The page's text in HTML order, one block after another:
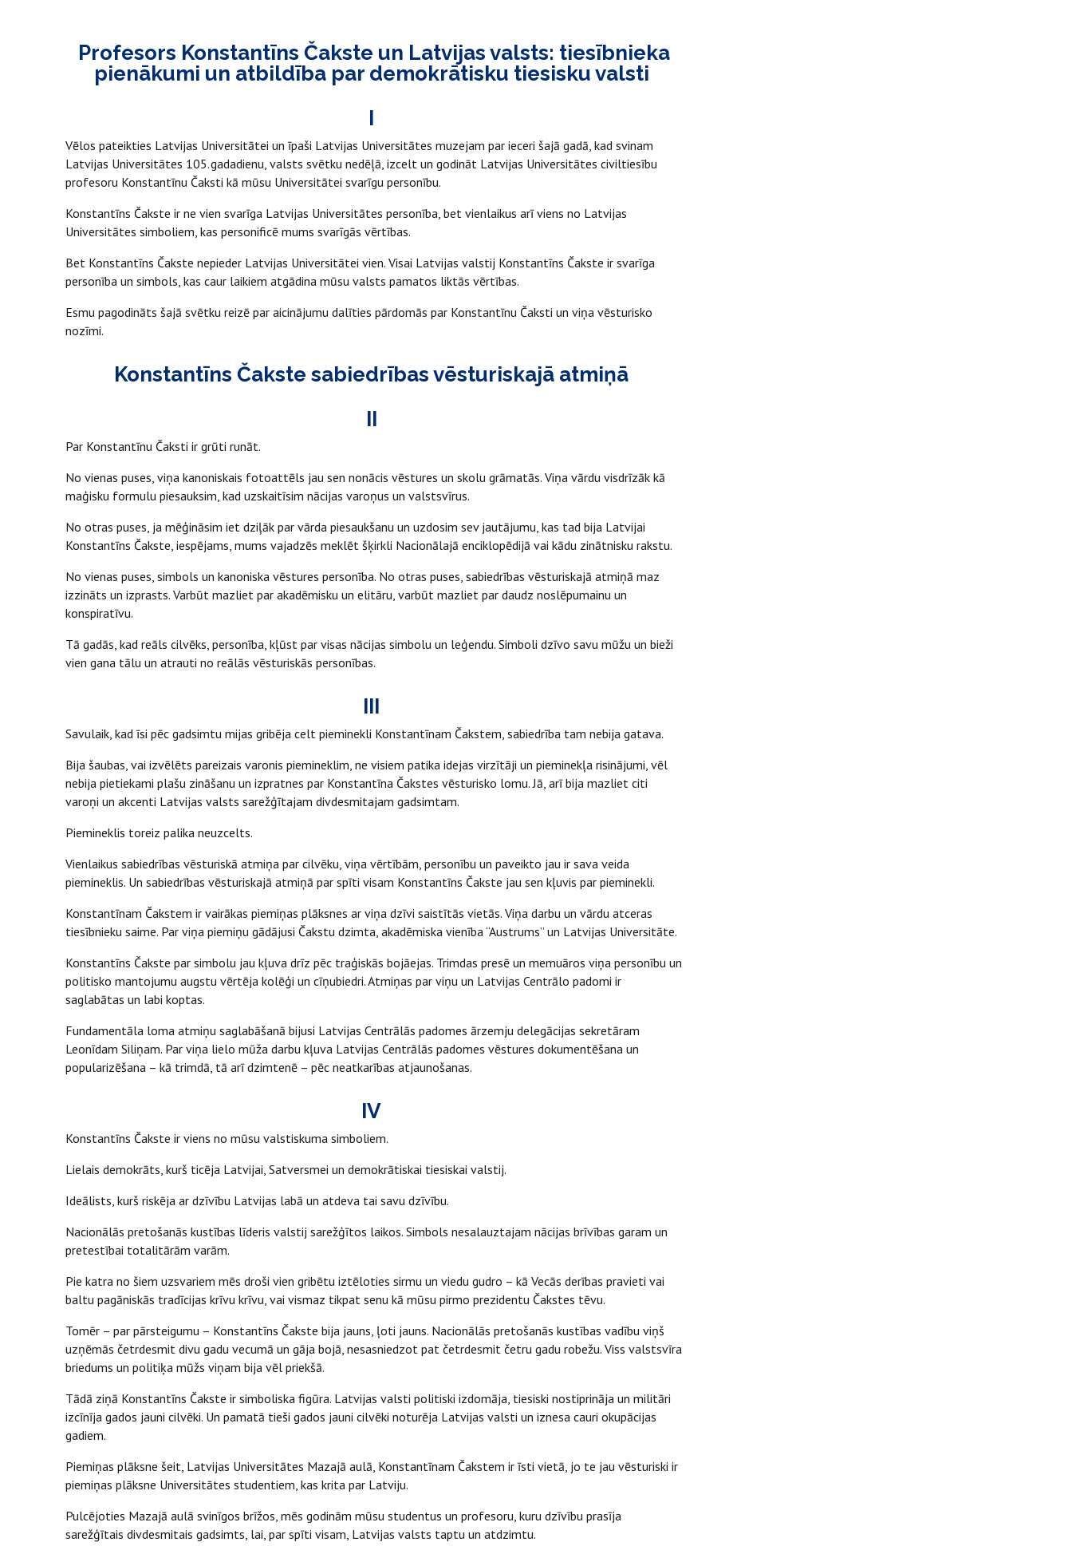
Profesors Konstantīns Čakste un Latvijas valsts: tiesībnieka
pienākumi un atbildība par demokrātisku tiesisku valsti
I
Vēlos pateikties Latvijas Universitātei un īpaši Latvijas Universitātes muzejam par ieceri šajā gadā, kad svinam
Latvijas Universitātes 105. gadadienu, valsts svētku nedēļā, izcelt un godināt Latvijas Universitātes civiltiesību
profesoru Konstantīnu Čaksti kā mūsu Universitātei svarīgu personību.
Konstantīns Čakste ir ne vien svarīga Latvijas Universitātes personība, bet vienlaikus arī viens no Latvijas
Universitātes simboliem, kas personificē mums svarīgās vērtības.
Bet Konstantīns Čakste nepieder Latvijas Universitātei vien. Visai Latvijas valstij Konstantīns Čakste ir svarīga
personība un simbols, kas caur laikiem atgādina mūsu valsts pamatos liktās vērtības.
Esmu pagodināts šajā svētku reizē par aicinājumu dalīties pārdomās par Konstantīnu Čaksti un viņa vēsturisko
nozīmi.
Konstantīns Čakste sabiedrības vēsturiskajā atmiņā
II
Par Konstantīnu Čaksti ir grūti runāt.
No vienas puses, viņa kanoniskais fotoattēls jau sen nonācis vēstures un skolu grāmatās. Viņa vārdu visdrīzāk kā
maģisku formulu piesauksim, kad uzskaitīsim nācijas varoņus un valstsvīrus.
No otras puses, ja mēģināsim iet dziļāk par vārda piesaukšanu un uzdosim sev jautājumu, kas tad bija Latvijai
Konstantīns Čakste, iespējams, mums vajadzēs meklēt šķirkli Nacionālajā enciklopēdijā vai kādu zinātnisku rakstu.
No vienas puses, simbols un kanoniska vēstures personība. No otras puses, sabiedrības vēsturiskajā atmiņā maz
izzināts un izprasts. Varbūt mazliet par akadēmisku un elitāru, varbūt mazliet par daudz noslēpumainu un
konspiratīvu.
Tā gadās, kad reāls cilvēks, personība, kļūst par visas nācijas simbolu un leģendu. Simboli dzīvo savu mūžu un bieži
vien gana tālu un atrauti no reālās vēsturiskās personības.
III
Savulaik, kad īsi pēc gadsimtu mijas gribēja celt pieminekli Konstantīnam Čakstem, sabiedrība tam nebija gatava.
Bija šaubas, vai izvēlēts pareizais varonis piemineklim, ne visiem patika idejas virzītāji un pieminekļa risinājumi, vēl
nebija pietiekami plašu zināšanu un izpratnes par Konstantīna Čakstes vēsturisko lomu. Jā, arī bija mazliet citi
varoņi un akcenti Latvijas valsts sarežģītajam divdesmitajam gadsimtam.
Piemineklis toreiz palika neuzcelts.
Vienlaikus sabiedrības vēsturiskā atmiņa par cilvēku, viņa vērtībām, personību un paveikto jau ir sava veida
piemineklis. Un sabiedrības vēsturiskajā atmiņā par spīti visam Konstantīns Čakste jau sen kļuvis par pieminekli.
Konstantīnam Čakstem ir vairākas piemiņas plāksnes ar viņa dzīvi saistītās vietās. Viņa darbu un vārdu atceras
tiesībnieku saime. Par viņa piemiņu gādājusi Čakstu dzimta, akadēmiska vienība “Austrums” un Latvijas Universitāte.
Konstantīns Čakste par simbolu jau kļuva drīz pēc traģiskās bojāejas. Trimdas presē un memuāros viņa personību un
politisko mantojumu augstu vērtēja kolēģi un cīņubiedri. Atmiņas par viņu un Latvijas Centrālo padomi ir
saglabātas un labi koptas.
Fundamentāla loma atmiņu saglabāšanā bijusi Latvijas Centrālās padomes ārzemju delegācijas sekretāram
Leonīdam Siliņam. Par viņa lielo mūža darbu kļuva Latvijas Centrālās padomes vēstures dokumentēšana un
popularizēšana – kā trimdā, tā arī dzimtenē – pēc neatkarības atjaunošanas.
IV
Konstantīns Čakste ir viens no mūsu valstiskuma simboliem.
Lielais demokrāts, kurš ticēja Latvijai, Satversmei un demokrātiskai tiesiskai valstij.
Ideālists, kurš riskēja ar dzīvību Latvijas labā un atdeva tai savu dzīvību.
Nacionālās pretošanās kustības līderis valstij sarežģītos laikos. Simbols nesalauztajam nācijas brīvības garam un
pretestībai totalitārām varām.
Pie katra no šiem uzsvariem mēs droši vien gribētu iztēloties sirmu un viedu gudro – kā Vecās derības pravieti vai
baltu pagāniskās tradīcijas krīvu krīvu, vai vismaz tikpat senu kā mūsu pirmo prezidentu Čakstes tēvu.
Tomēr – par pārsteigumu – Konstantīns Čakste bija jauns, ļoti jauns. Nacionālās pretošanās kustības vadību viņš
uzņēmās četrdesmit divu gadu vecumā un gāja bojā, nesasniedzot pat četrdesmit četru gadu robežu. Viss valstsvīra
briedums un politiķa mūžs viņam bija vēl priekšā.
Tādā ziņā Konstantīns Čakste ir simboliska figūra. Latvijas valsti politiski izdomāja, tiesiski nostiprināja un militāri
izcīnīja gados jauni cilvēki. Un pamatā tieši gados jauni cilvēki noturēja Latvijas valsti un iznesa cauri okupācijas
gadiem.
Piemiņas plāksne šeit, Latvijas Universitātes Mazajā aulā, Konstantīnam Čakstem ir īsti vietā, jo te jau vēsturiski ir
piemiņas plāksne Universitātes studentiem, kas krita par Latviju.
Pulcējoties Mazajā aulā svinīgos brīžos, mēs godinām mūsu studentus un profesoru, kuru dzīvību prasīja
sarežģītais divdesmitais gadsimts, lai, par spīti visam, Latvijas valsts taptu un atdzimtu.